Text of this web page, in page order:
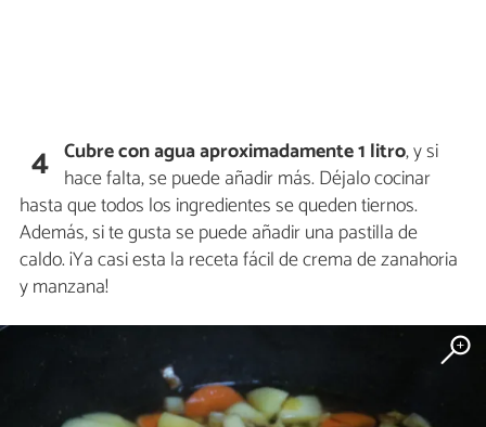
4 Cubre con agua aproximadamente 1 litro, y si
hace falta, se puede añadir más. Déjalo cocinar
hasta que todos los ingredientes se queden tiernos.
Además, si te gusta se puede añadir una pastilla de
caldo. ¡Ya casi esta la receta fácil de crema de zanahoria
y manzana!